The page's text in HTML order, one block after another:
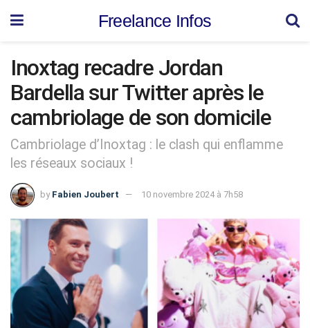
Freelance Infos
Inoxtag recadre Jordan
Bardella sur Twitter après le
cambriolage de son domicile
Cambriolage d’Inoxtag : le clash qui enflamme
les réseaux sociaux !
by Fabien Joubert 10 novembre 2024 à 7h58